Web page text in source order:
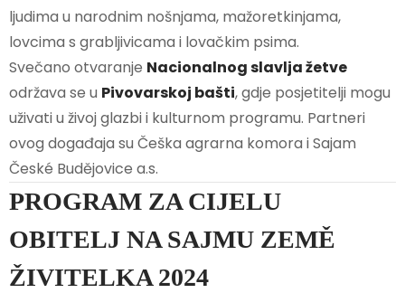
ljudima u narodnim nošnjama, mažoretkinjama,
lovcima s grabljivicama i lovačkim psima.
Svečano otvaranje Nacionalnog slavlja žetve
održava se u Pivovarskoj bašti, gdje posjetitelji mogu
uživati u živoj glazbi i kulturnom programu. Partneri
ovog događaja su Češka agrarna komora i Sajam
České Budějovice a.s.
PROGRAM ZA CIJELU
OBITELJ NA SAJMU ZEMĚ
ŽIVITELKA 2024